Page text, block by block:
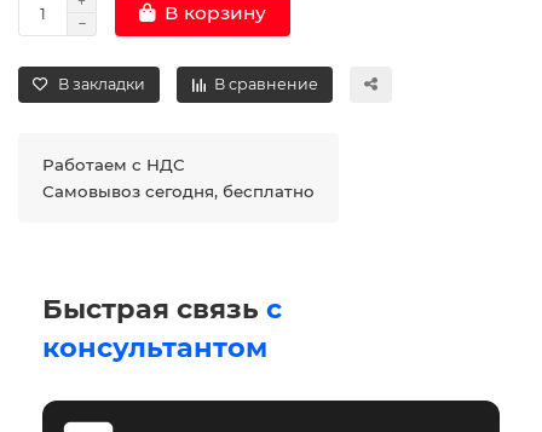
В корзину
В закладки В сравнение
Работаем с НДС
Самовывоз сегодня, бесплатно
Быстрая связь с
консультантом